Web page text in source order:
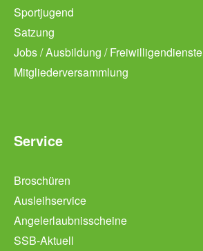
Sportjugend
Satzung
Jobs / Ausbildung / Freiwilligendienste
Mitgliederversammlung
Service
Broschüren
Ausleihservice
Angelerlaubnisscheine
SSB-Aktuell